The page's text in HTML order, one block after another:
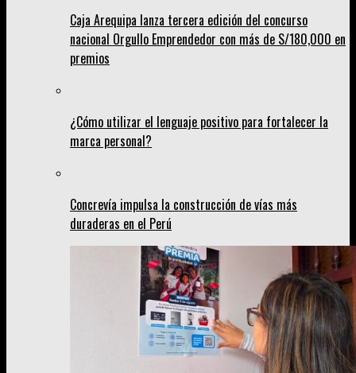
Caja Arequipa lanza tercera edición del concurso
nacional Orgullo Emprendedor con más de S/180,000 en
premios
¿Cómo utilizar el lenguaje positivo para fortalecer la
marca personal?
Concrevía impulsa la construcción de vías más
duraderas en el Perú